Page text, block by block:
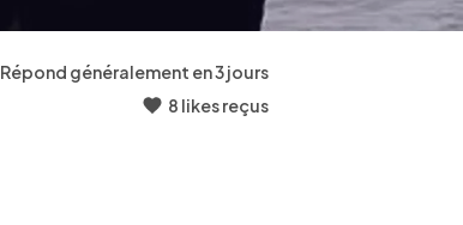
Répond généralement en 3 jours
8 likes reçus